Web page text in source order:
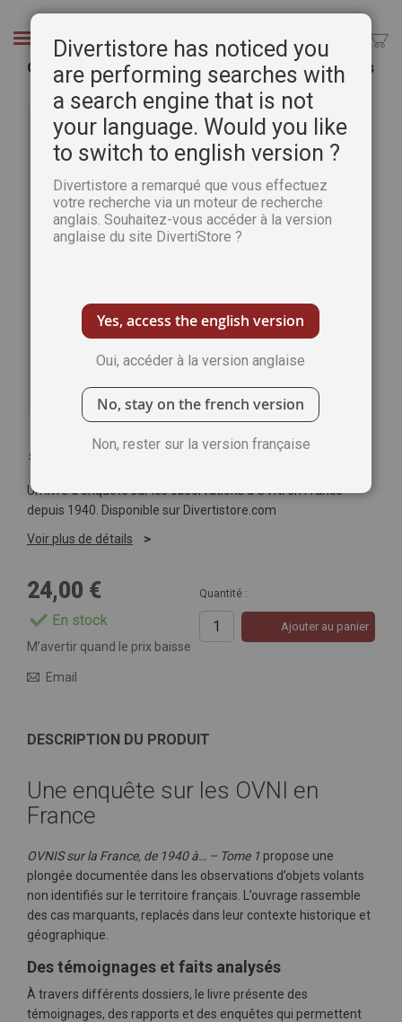
Chercher
Ovnis sur la France - Des années 1940 à nos jours
Passer
galerie
d’images
Soyez le premier à commenter ce produit
Un livre d’enquête sur les observations d’OVNI en France
depuis 1940. Disponible sur Divertistore.com
Voir plus de détails
24,00 €
En stock
Quantité :
Ajouter au panier
M’avertir quand le prix baisse
Email
DESCRIPTION DU PRODUIT
Une enquête sur les OVNI en
France
OVNIS sur la France, de 1940 à… – Tome 1 propose une
plongée documentée dans les observations d’objets volants
non identifiés sur le territoire français. L’ouvrage rassemble
des cas marquants, replacés dans leur contexte historique et
géographique.
Des témoignages et faits analysés
À travers différents dossiers, le livre présente des
témoignages, des rapports et des enquêtes qui permettent
Divertistore has noticed you
are performing searches with
a search engine that is not
your language. Would you like
to switch to english version ?
Divertistore a remarqué que vous effectuez
votre recherche via un moteur de recherche
anglais. Souhaitez-vous accéder à la version
anglaise du site DivertiStore ?
Yes, access the english version
Oui, accéder à la version anglaise
No, stay on the french version
Non, rester sur la version française